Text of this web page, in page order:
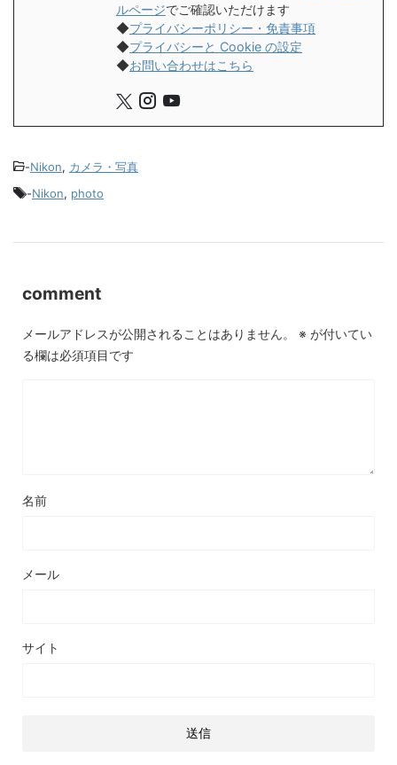
ルページでご確認いただけます
◆プライバシーポリシー・免責事項
◆プライバシーと Cookie の設定
◆お問い合わせはこちら
-Nikon, カメラ・写真
-Nikon, photo
comment
メールアドレスが公開されることはありません。 ※ が付いてい
る欄は必須項目です
名前
メール
サイト